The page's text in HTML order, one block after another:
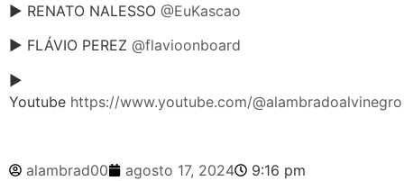
► RENATO NALESSO @EuKascao
► FLÁVIO PEREZ @flavioonboard
►
Youtube https://www.youtube.com/@alambradoalvinegro
alambrad00 agosto 17, 2024
9:16 pm